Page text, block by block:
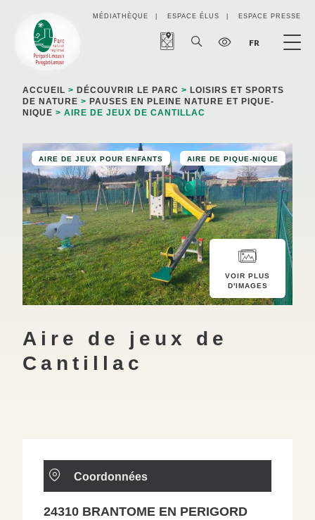
MÉDIATHÈQUE ESPACE ÉLUS ESPACE PRESSE
FR
ACCUEIL > DÉCOUVRIR LE PARC > LOISIRS ET SPORTS
DE NATURE > PAUSES EN PLEINE NATURE ET PIQUE-
NIQUE > AIRE DE JEUX DE CANTILLAC
AIRE DE JEUX POUR ENFANTS AIRE DE PIQUE-NIQUE
VOIR PLUS
D'IMAGES
Aire de jeux de
Cantillac
Coordonnées
24310 BRANTOME EN PERIGORD